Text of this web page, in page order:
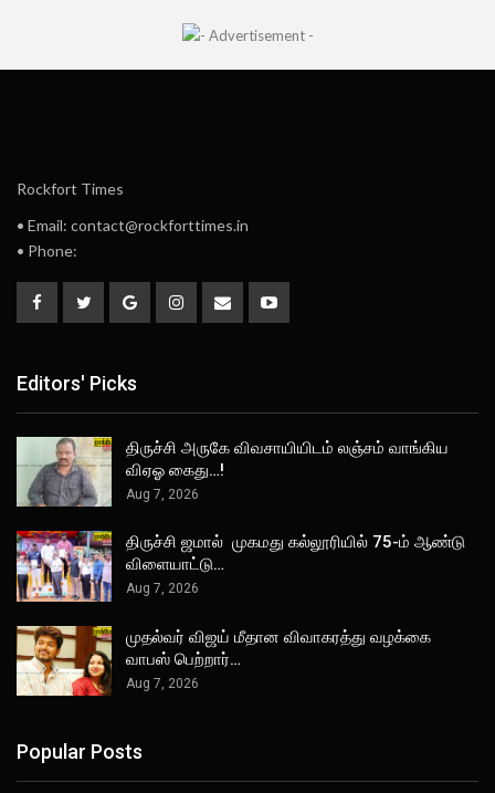
Rockfort Times
• Email: contact@rockforttimes.in
• Phone:
Editors' Picks
திருச்சி அருகே விவசாயியிடம் லஞ்சம் வாங்கிய
விஏஓ கைது…!
Aug 7, 2026
திருச்சி ஜமால் முகமது கல்லூரியில் 75-ம் ஆண்டு
விளையாட்டு…
Aug 7, 2026
முதல்வர் விஜய் மீதான விவாகரத்து வழக்கை
வாபஸ் பெற்றார்…
Aug 7, 2026
Popular Posts